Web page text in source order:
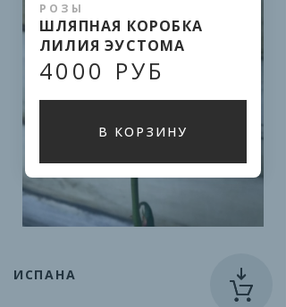
ИСПАНА
РОЗЫ
ШЛЯПНАЯ КОРОБКА
ЛИЛИЯ ЭУСТОМА
4000 РУБ
В КОРЗИНУ